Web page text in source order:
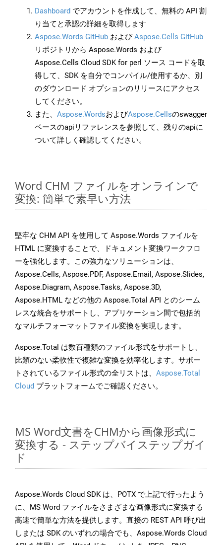
Dashboard でアカウントを作成して、無料の API 割
り当てと承認の詳細を取得します
Aspose.Words GitHub およびAspose.Cells GitHub
リポジトリから Aspose.Words および
Aspose.Cells Cloud SDK for perl ソース コードを取
得して、SDK を自分でコンパイル/使用するか、別
のダウンロード オプションのリリースにアクセス
してください。
また、 Aspose.WordsおよびAspose.Cellsのswagger
ベースのapiリファレンスを参照して、残りのapiに
ついて詳しく確認してください。
Word CHM ファイルをオンラインで
変換: 簡単で素早い方法
堅牢な CHM API を使用して Aspose.Words ファイルを
HTML に変換することで、ドキュメント変換ワークフロ
ーを強化します。この強力なソリューションは、
Aspose.Cells, Aspose.PDF, Aspose.Email, Aspose.Slides,
Aspose.Diagram, Aspose.Tasks, Aspose.3D,
Aspose.HTML などの他の Aspose.Total API とのシーム
レスな統合をサポートし、アプリケーション間で包括的
なマルチフォーマットファイル変換を実現します。
Aspose.Total は数百種類のファイル形式をサポートし、
比類のない柔軟性で複雑な変換を効率化します。サポー
トされているファイル形式の全リストは、 Aspose.Total
Cloud プラットフォームでご確認ください。
MS Word文書をCHMから画像形式に
変換する - ステップバイステップガイ
ド
Aspose.Words Cloud SDK は、POTX で上記で行ったよう
に、MS Word ファイルをさまざまな画像形式に変換する
高速で簡単な方法を提供します。直接の REST API 呼び出
しまたは SDK のいずれの場合でも、Aspose.Words Cloud